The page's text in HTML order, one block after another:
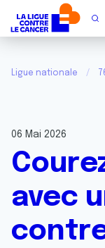
Ligue nationale
06 Mai 2026
avec